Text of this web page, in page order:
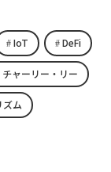
IoT DeFi
チャーリー・リー
ズム